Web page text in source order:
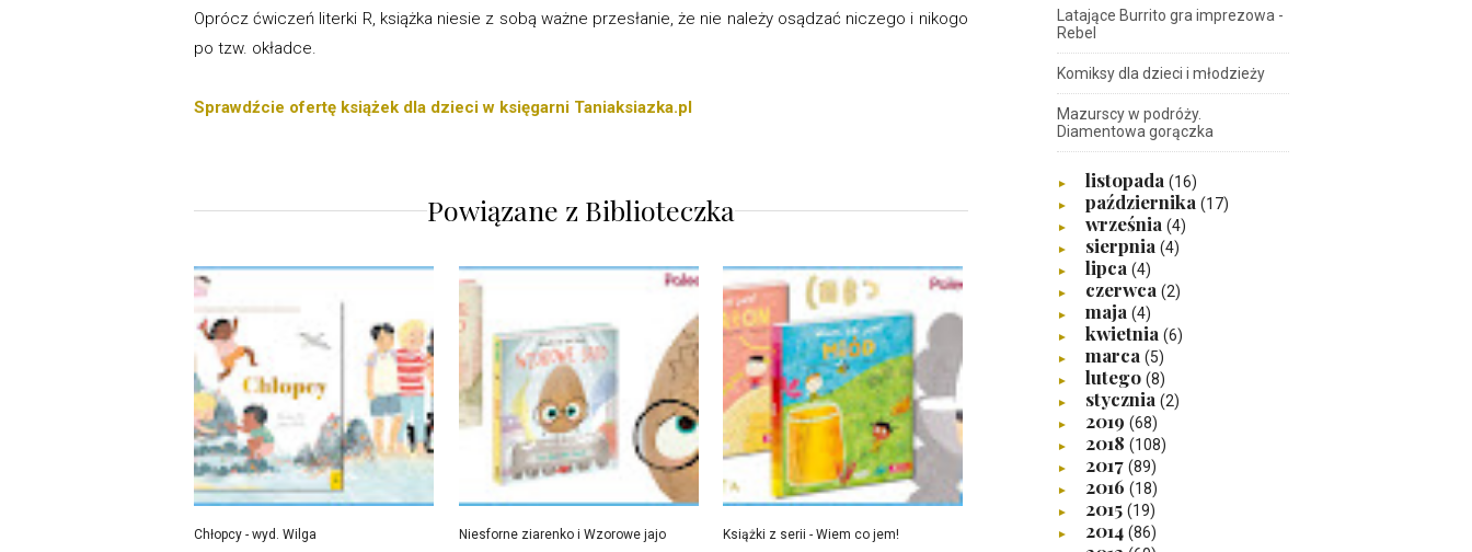
Oprócz ćwiczeń literki R, książka niesie z sobą ważne przesłanie, że nie należy osądzać niczego i nikogo
po tzw. okładce.
Sprawdźcie ofertę książek dla dzieci w księgarni Taniaksiazka.pl
Powiązane z Biblioteczka
Chłopcy - wyd. Wilga Niesforne ziarenko i Wzorowe jajo Książki z serii - Wiem co jem!
Latające Burrito gra imprezowa -
Rebel
Komiksy dla dzieci i młodzieży
Mazurscy w podróży.
Diamentowa gorączka
► listopada (16)
► października (17)
► września (4)
► sierpnia (4)
► lipca (4)
► czerwca (2)
► maja (4)
► kwietnia (6)
► marca (5)
► lutego (8)
► stycznia (2)
► 2019 (68)
► 2018 (108)
► 2017 (89)
► 2016 (18)
► 2015 (19)
► 2014 (86)